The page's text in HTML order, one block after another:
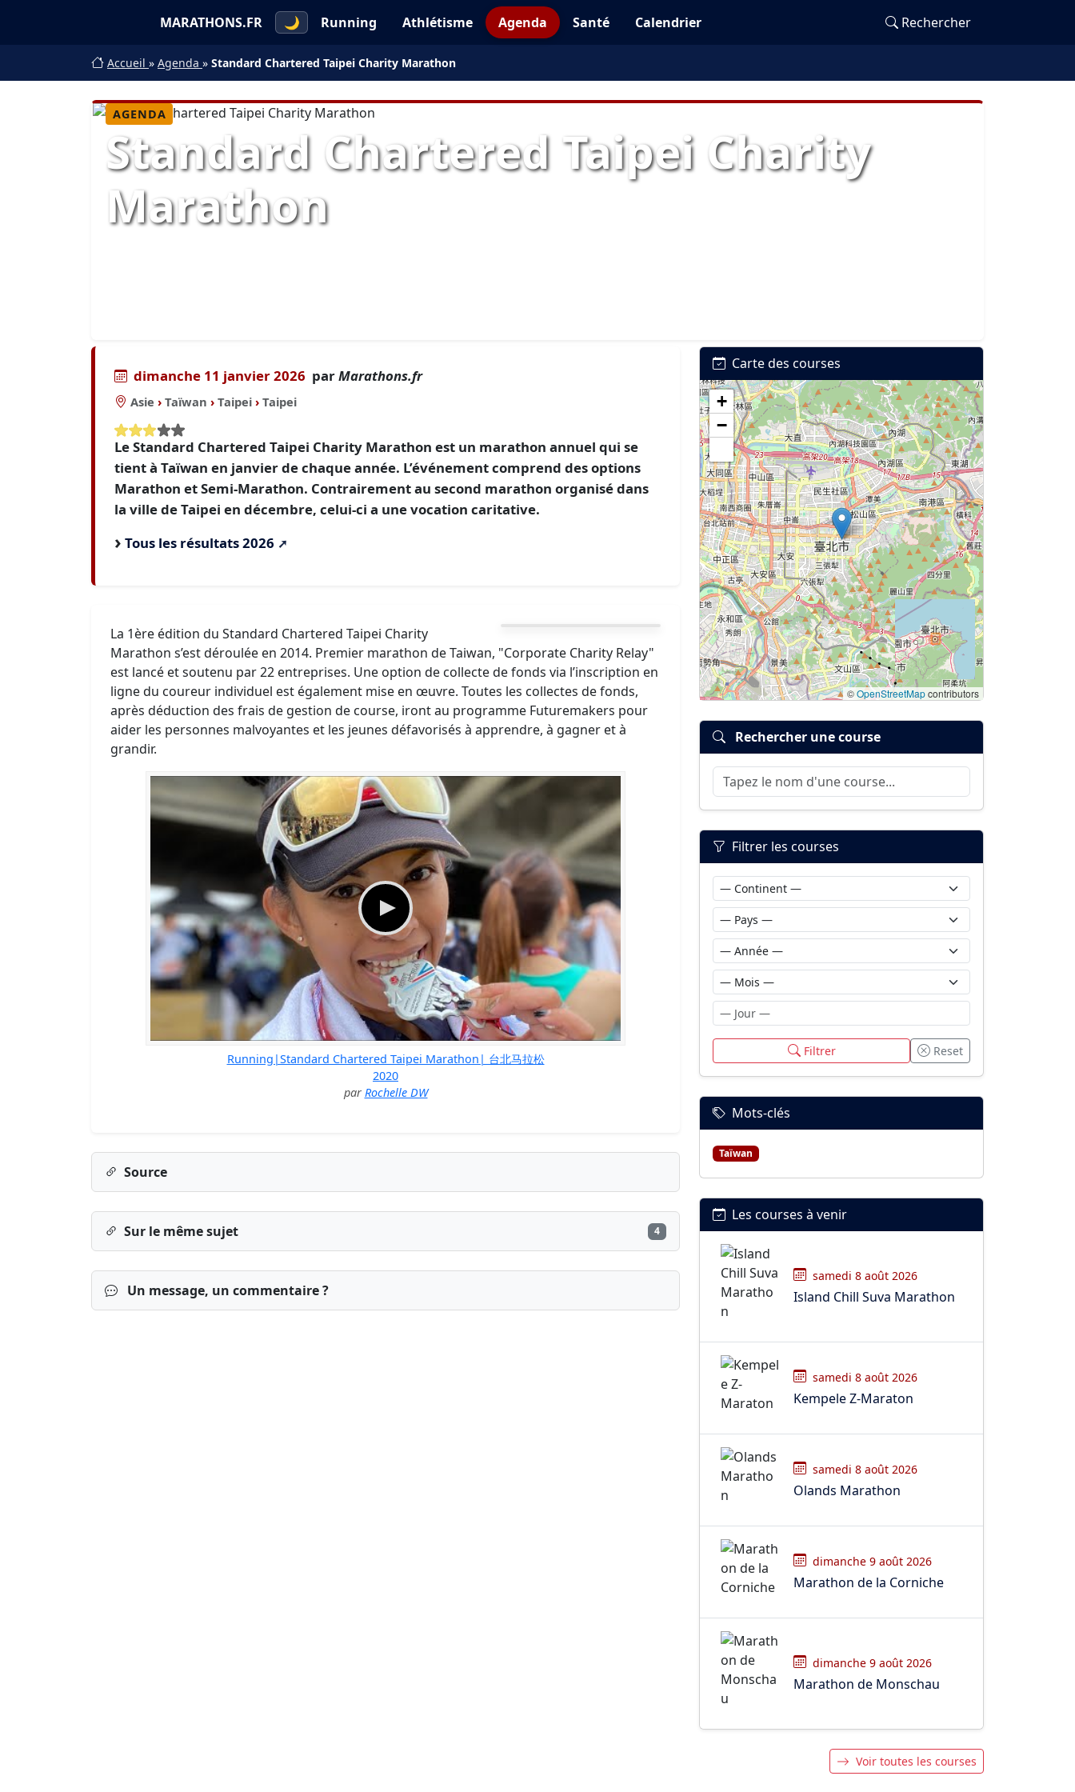
MARATHONS.FR 🌙 Running Athlétisme Agenda Santé Calendrier Rechercher
Accueil » Agenda » Standard Chartered Taipei Charity Marathon
AGENDA
Standard Chartered Taipei Charity
Marathon
dimanche 11 janvier 2026 parMarathons.fr
Asie › Taïwan › Taipei › Taipei
Le Standard Chartered Taipei Charity Marathon est un marathon annuel qui se
tient à Taïwan en janvier de chaque année. L’événement comprend des options
Marathon et Semi-Marathon. Contrairement au second marathon organisé dans
la ville de Taipei en décembre, celui-ci a une vocation caritative.
Tous les résultats 2026
La 1ère édition du Standard Chartered Taipei Charity
Marathon s’est déroulée en 2014. Premier marathon de Taiwan, "Corporate Charity Relay"
est lancé et soutenu par 22 entreprises. Une option de collecte de fonds via l’inscription en
ligne du coureur individuel est également mise en œuvre. Toutes les collectes de fonds,
après déduction des frais de gestion de course, iront au programme Futuremakers pour
aider les personnes malvoyantes et les jeunes défavorisés à apprendre, à gagner et à
grandir.
Running|Standard Chartered Taipei Marathon| 台北马拉松
2020
par Rochelle DW
Source
Sur le même sujet 4
Un message, un commentaire ?
Carte des courses
+
−
©OpenStreetMapcontributors
Rechercher une course
Filtrer les courses
Filtrer Reset
Mots-clés
Taïwan
Les courses à venir
samedi 8 août 2026
Island Chill Suva Marathon
samedi 8 août 2026
Kempele Z-Maraton
samedi 8 août 2026
Olands Marathon
dimanche 9 août 2026
Marathon de la Corniche
dimanche 9 août 2026
Marathon de Monschau
Voir toutes les courses